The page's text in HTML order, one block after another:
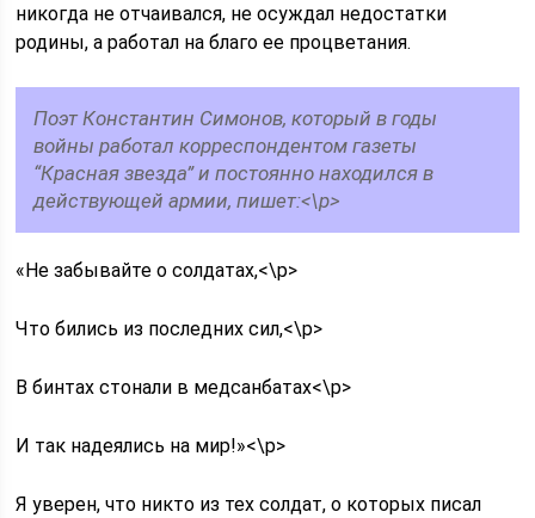
никогда не отчаивался, не осуждал недостатки
родины, а работал на благо ее процветания.
Поэт Константин Симонов, который в годы
войны работал корреспондентом газеты
“Красная звезда” и постоянно находился в
действующей армии, пишет:<\p>
«Не забывайте о солдатах,<\p>
Что бились из последних сил,<\p>
В бинтах стонали в медсанбатах<\p>
И так надеялись на мир!»<\p>
Я уверен, что никто из тех солдат, о которых писал